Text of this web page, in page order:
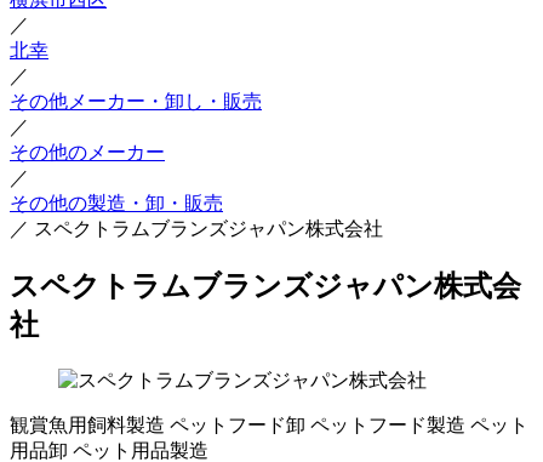
／
北幸
／
その他メーカー・卸し・販売
／
その他のメーカー
／
その他の製造・卸・販売
／ スペクトラムブランズジャパン株式会社
スペクトラムブランズジャパン株式会
社
観賞魚用飼料製造 ペットフード卸 ペットフード製造 ペット
用品卸 ペット用品製造